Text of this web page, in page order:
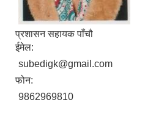
प्रशासन सहायक पाँचौ
ईमेल:
subedigk@gmail.com
फोन:
9862969810